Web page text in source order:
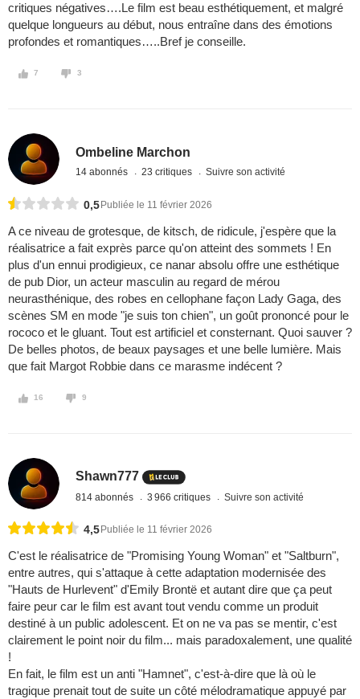
critiques négatives….Le film est beau esthétiquement, et malgré
quelque longueurs au début, nous entraîne dans des émotions
profondes et romantiques…..Bref je conseille.
7 3
Ombeline Marchon
14 abonnés 23 critiques Suivre son activité
0,5 Publiée le 11 février 2026
A ce niveau de grotesque, de kitsch, de ridicule, j'espère que la
réalisatrice a fait exprès parce qu'on atteint des sommets ! En
plus d'un ennui prodigieux, ce nanar absolu offre une esthétique
de pub Dior, un acteur masculin au regard de mérou
neurasthénique, des robes en cellophane façon Lady Gaga, des
scènes SM en mode "je suis ton chien", un goût prononcé pour le
rococo et le gluant. Tout est artificiel et consternant. Quoi sauver ?
De belles photos, de beaux paysages et une belle lumière. Mais
que fait Margot Robbie dans ce marasme indécent ?
16 9
Shawn777
814 abonnés 3 966 critiques Suivre son activité
4,5 Publiée le 11 février 2026
C'est le réalisatrice de "Promising Young Woman" et "Saltburn",
entre autres, qui s'attaque à cette adaptation modernisée des
"Hauts de Hurlevent" d'Emily Brontë et autant dire que ça peut
faire peur car le film est avant tout vendu comme un produit
destiné à un public adolescent. Et on ne va pas se mentir, c'est
clairement le point noir du film... mais paradoxalement, une qualité
!
En fait, le film est un anti "Hamnet", c'est-à-dire que là où le
tragique prenait tout de suite un côté mélodramatique appuyé par